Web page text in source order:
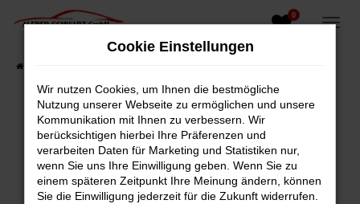
Zum
0
Fehler: Network Error
Beim Laden ist ein Fehler aufgetreten.
Hier sind ein paar Tipps, die dir helfen können:
Cookie Einstellungen
Wir nutzen Cookies, um Ihnen die bestmögliche
Nutzung unserer Webseite zu ermöglichen und unsere
Kommunikation mit Ihnen zu verbessern. Wir
berücksichtigen hierbei Ihre Präferenzen und
verarbeiten Daten für Marketing und Statistiken nur,
wenn Sie uns Ihre Einwilligung geben. Wenn Sie zu
einem späteren Zeitpunkt Ihre Meinung ändern, können
Sie die Einwilligung jederzeit für die Zukunft widerrufen.